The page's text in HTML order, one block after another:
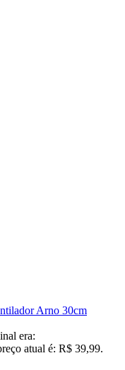
Arno 30cm
era:
atual é: R$ 39,99.